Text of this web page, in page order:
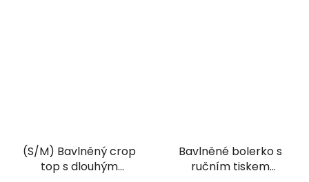
(S/M) Bavlněný crop
top s dlouhým
Bavlněné bolerko s
ručním tiskem